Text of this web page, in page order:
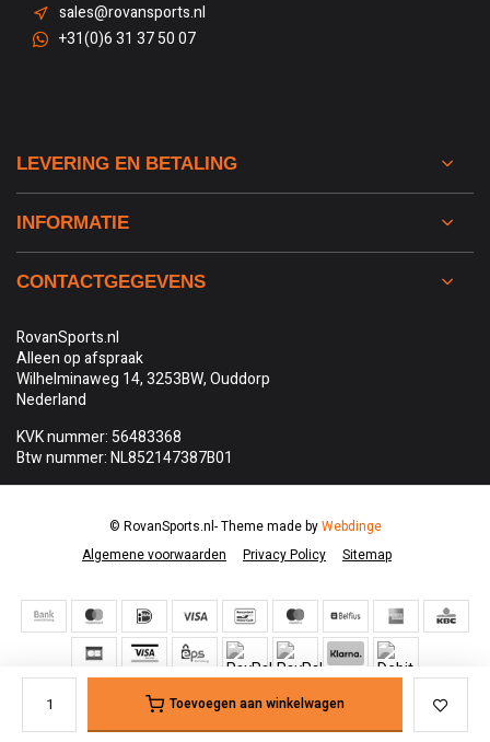
Toevoegen aan winkelwagen
sales@rovansports.nl
+31(0)6 31 37 50 07
LEVERING EN BETALING
INFORMATIE
CONTACTGEGEVENS
RovanSports.nl
Alleen op afspraak
Wilhelminaweg 14, 3253BW, Ouddorp
Nederland
KVK nummer: 56483368
Btw nummer: NL852147387B01
Algemene voorwaarden Privacy Policy Sitemap
© RovanSports.nl- Theme made byWebdinge